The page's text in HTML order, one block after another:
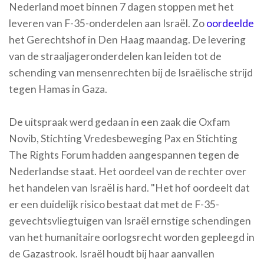
Nederland moet binnen 7 dagen stoppen met het
leveren van F-35-onderdelen aan Israël. Zooordeelde
het Gerechtshof in Den Haag maandag. De levering
van de straaljageronderdelen kan leiden tot de
schending van mensenrechten bij de Israëlische strijd
tegen Hamas in Gaza.
De uitspraak werd gedaan in een zaak die Oxfam
Novib, Stichting Vredesbeweging Pax en Stichting
The Rights Forum hadden aangespannen tegen de
Nederlandse staat. Het oordeel van de rechter over
het handelen van Israël is hard. "Het hof oordeelt dat
er een duidelijk risico bestaat dat met de F-35-
gevechtsvliegtuigen van Israël ernstige schendingen
van het humanitaire oorlogsrecht worden gepleegd in
de Gazastrook. Israël houdt bij haar aanvallen